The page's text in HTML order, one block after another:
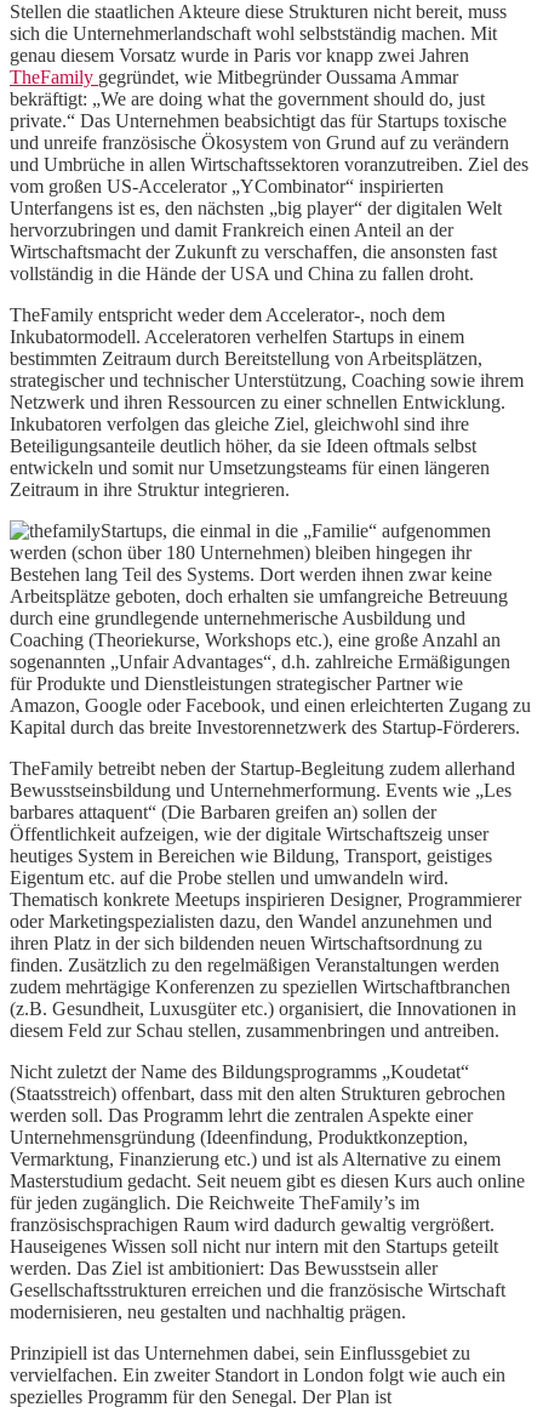
Stellen die staatlichen Akteure diese Strukturen nicht bereit, muss
sich die Unternehmerlandschaft wohl selbstständig machen. Mit
genau diesem Vorsatz wurde in Paris vor knapp zwei Jahren
TheFamily gegründet, wie Mitbegründer Oussama Ammar
bekräftigt: „We are doing what the government should do, just
private.“ Das Unternehmen beabsichtigt das für Startups toxische
und unreife französische Ökosystem von Grund auf zu verändern
und Umbrüche in allen Wirtschaftssektoren voranzutreiben. Ziel des
vom großen US-Accelerator „YCombinator“ inspirierten
Unterfangens ist es, den nächsten „big player“ der digitalen Welt
hervorzubringen und damit Frankreich einen Anteil an der
Wirtschaftsmacht der Zukunft zu verschaffen, die ansonsten fast
vollständig in die Hände der USA und China zu fallen droht.
TheFamily entspricht weder dem Accelerator-, noch dem
Inkubatormodell. Acceleratoren verhelfen Startups in einem
bestimmten Zeitraum durch Bereitstellung von Arbeitsplätzen,
strategischer und technischer Unterstützung, Coaching sowie ihrem
Netzwerk und ihren Ressourcen zu einer schnellen Entwicklung.
Inkubatoren verfolgen das gleiche Ziel, gleichwohl sind ihre
Beteiligungsanteile deutlich höher, da sie Ideen oftmals selbst
entwickeln und somit nur Umsetzungsteams für einen längeren
Zeitraum in ihre Struktur integrieren.
Startups, die einmal in die „Familie“ aufgenommen
werden (schon über 180 Unternehmen) bleiben hingegen ihr
Bestehen lang Teil des Systems. Dort werden ihnen zwar keine
Arbeitsplätze geboten, doch erhalten sie umfangreiche Betreuung
durch eine grundlegende unternehmerische Ausbildung und
Coaching (Theoriekurse, Workshops etc.), eine große Anzahl an
sogenannten „Unfair Advantages“, d.h. zahlreiche Ermäßigungen
für Produkte und Dienstleistungen strategischer Partner wie
Amazon, Google oder Facebook, und einen erleichterten Zugang zu
Kapital durch das breite Investorennetzwerk des Startup-Förderers.
TheFamily betreibt neben der Startup-Begleitung zudem allerhand
Bewusstseinsbildung und Unternehmerformung. Events wie „Les
barbares attaquent“ (Die Barbaren greifen an) sollen der
Öffentlichkeit aufzeigen, wie der digitale Wirtschaftszeig unser
heutiges System in Bereichen wie Bildung, Transport, geistiges
Eigentum etc. auf die Probe stellen und umwandeln wird.
Thematisch konkrete Meetups inspirieren Designer, Programmierer
oder Marketingspezialisten dazu, den Wandel anzunehmen und
ihren Platz in der sich bildenden neuen Wirtschaftsordnung zu
finden. Zusätzlich zu den regelmäßigen Veranstaltungen werden
zudem mehrtägige Konferenzen zu speziellen Wirtschaftbranchen
(z.B. Gesundheit, Luxusgüter etc.) organisiert, die Innovationen in
diesem Feld zur Schau stellen, zusammenbringen und antreiben.
Nicht zuletzt der Name des Bildungsprogramms „Koudetat“
(Staatsstreich) offenbart, dass mit den alten Strukturen gebrochen
werden soll. Das Programm lehrt die zentralen Aspekte einer
Unternehmensgründung (Ideenfindung, Produktkonzeption,
Vermarktung, Finanzierung etc.) und ist als Alternative zu einem
Masterstudium gedacht. Seit neuem gibt es diesen Kurs auch online
für jeden zugänglich. Die Reichweite TheFamily’s im
französischsprachigen Raum wird dadurch gewaltig vergrößert.
Hauseigenes Wissen soll nicht nur intern mit den Startups geteilt
werden. Das Ziel ist ambitioniert: Das Bewusstsein aller
Gesellschaftsstrukturen erreichen und die französische Wirtschaft
modernisieren, neu gestalten und nachhaltig prägen.
Prinzipiell ist das Unternehmen dabei, sein Einflussgebiet zu
vervielfachen. Ein zweiter Standort in London folgt wie auch ein
spezielles Programm für den Senegal. Der Plan ist